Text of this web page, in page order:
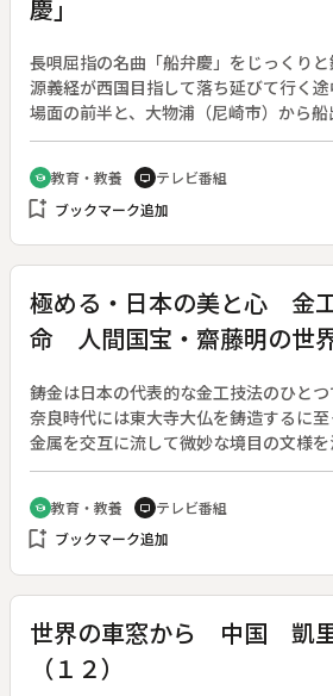
慶」
長唄屈指の名曲「船弁慶」をじっくりと
源義経が西国目指して落ち延びて行く
場面の前半と、大物浦（尼崎市）から
風の中、波間に現れた平知盛ら平家一
慶の読経によって辛うじて退散させる後
作家の井沢元彦氏は、勝者より敗者の滅
る日本人の気質が判官贔屓の精神風土を
長唄「船弁慶」、宮田哲男【人間国宝
宝】
school 教育・教養 tv テレビ番組
bookmark_add ブックマーク追加
極める・日本の美と心 金
命 人間国宝・齋藤明の世
鋳金は日本の代表的な金工技法のひと
奈良時代には東大寺大仏を鋳造するに
金属を交互に流して微妙な境目の文様
金技法の中でも特に高度な「吹分」と
作家がいる。この世界で最高峰に立つ人
日本古来の伝統的な技術を継承し保存し
り入れた作品を作りつづけている。「臘
化財保持者・鋳金）
school 教育・教養 tv テレビ番組
bookmark_add ブックマーク追加
世界の車窓から 中国 凱
（１２）